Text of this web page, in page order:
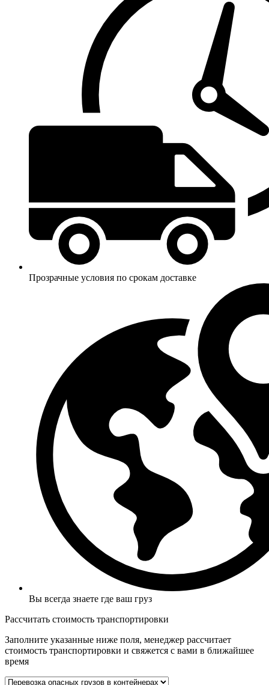
Прозрачные условия по срокам доставке
Вы всегда знаете где ваш груз
Рассчитать стоимость транспортировки
Заполните указанные ниже поля, менеджер рассчитает
стоимость транспортировки и свяжется с вами в ближайшее
время